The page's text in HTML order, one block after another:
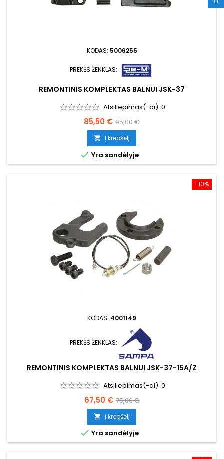
KODAS: 5006255
PREKĖS ŽENKLAS:
REMONTINIS KOMPLEKTAS BALNUI JSK-37
Atsiliepimas(-ai): 0
Kaina
85,50 € Bazinė
kaina
95,00 €
 Į krepšelį
 Yra sandėlyje
−10%
KODAS: 4001149
PREKĖS ŽENKLAS:
REMONTINIS KOMPLEKTAS BALNUI JSK-37-15A/Z
Atsiliepimas(-ai): 0
Kaina
67,50 € Bazinė
kaina
75,00 €
 Į krepšelį
 Yra sandėlyje